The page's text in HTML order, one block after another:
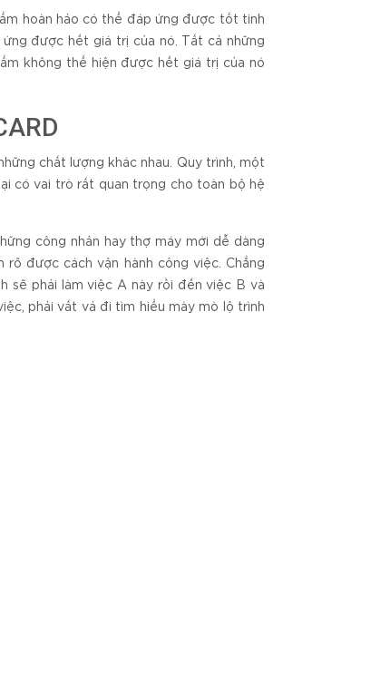
hoàn hảo có thể đáp ứng được tốt tinh
được hết giá trị của nó. Tất cả những
không thể hiện được hết giá trị của nó
chất lượng khác nhau. Quy trình, một
có vai trò rất quan trọng cho toàn bộ hệ
công nhân hay thợ máy mới dễ dàng
được cách vận hành công việc. Chẳng
sẽ phải làm việc A này rồi đến việc B và
phải vất vả đi tìm hiểu mày mò lộ trình